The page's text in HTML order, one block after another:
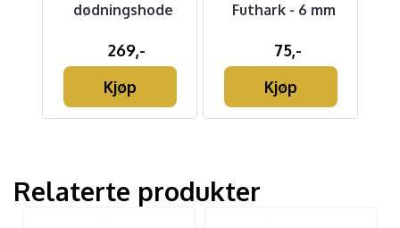
dødningshode
269,-
Kjøp
Futhark - 6 mm
75,-
Kjøp
Relaterte produkter